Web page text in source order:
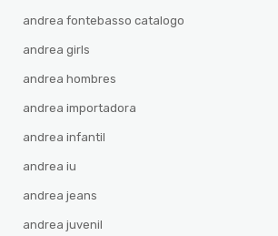
andrea fontebasso catalogo
andrea girls
andrea hombres
andrea importadora
andrea infantil
andrea iu
andrea jeans
andrea juvenil